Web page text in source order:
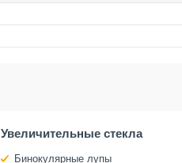
Увеличительные стекла
Бинокулярные лупы